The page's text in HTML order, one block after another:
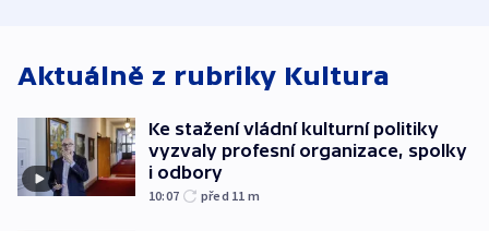
Aktuálně z rubriky Kultura
Ke stažení vládní kulturní politiky
vyzvaly profesní organizace, spolky
i odbory
10:07 před 11 m